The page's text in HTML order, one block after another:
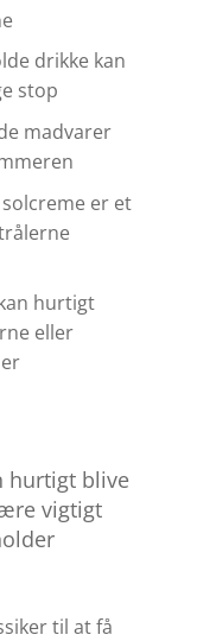
drikke kan
stop
madvarer
er et
hurtigt
eller
hurtigt blive
vigtigt
til at få